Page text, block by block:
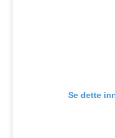
Se dette